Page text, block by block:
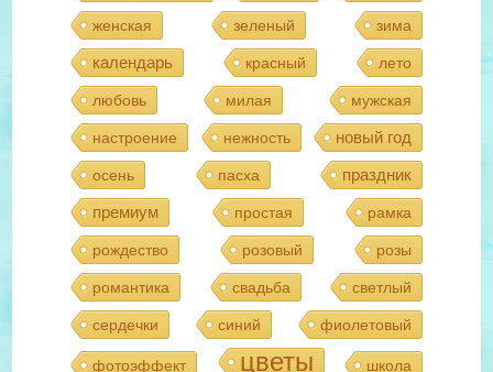
женская зеленый зима
календарь красный лето
любовь милая мужская
настроение нежность новый год
осень пасха
праздник
премиум
простая рамка
рождество розовый розы
романтика свадьба светлый
сердечки синий фиолетовый
фотоэффект цветы школа